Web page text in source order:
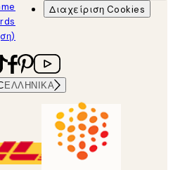
Διαχείριση Cookies
ΕΛΛΗΝΙΚΆ